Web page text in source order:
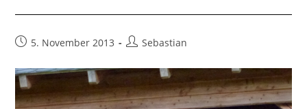
Beitrag5. November 2013
Beitrags-
Sebastian